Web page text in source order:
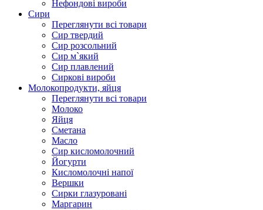
Нефондові вироби
Сири
Переглянути всі товари
Сир твердий
Сир розсольний
Сир м`який
Сир плавлений
Сиркові вироби
Молокопродукти, яйця
Переглянути всі товари
Молоко
Яйця
Сметана
Масло
Сир кисломолочний
Йогурти
Кисломолочні напої
Вершки
Сирки глазуровані
Маргарин